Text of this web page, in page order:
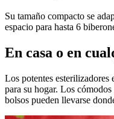
Su tamaño compacto se
espacio para hasta 6
En casa o en
Los potentes
para su hogar. Los
bolsos pueden llevarse